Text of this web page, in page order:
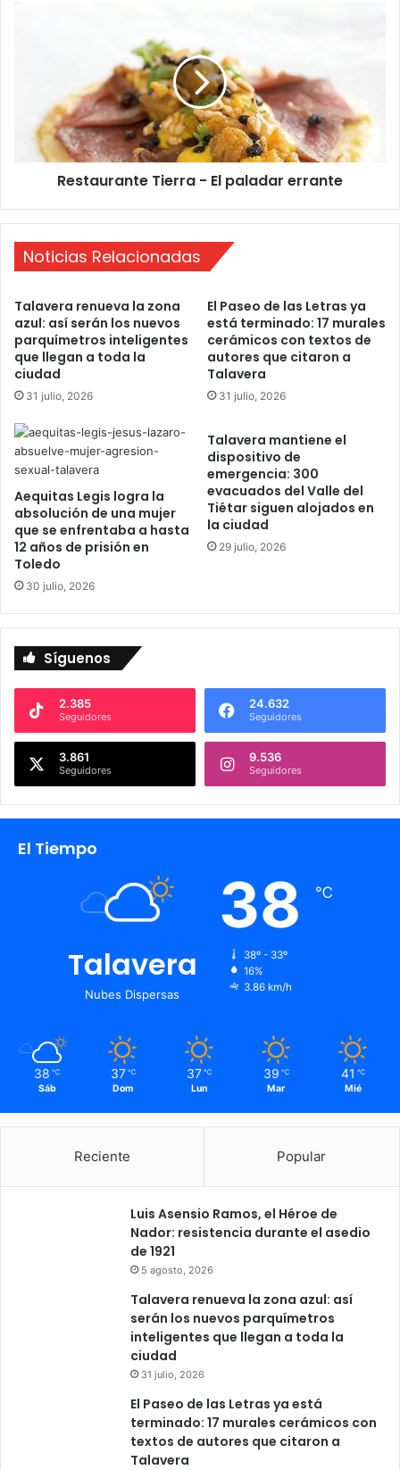
o
p
r
e
n
e
r
r
a
-
E
l
a
l
a
d
a
r
e
r
r
a
n
t
e
Restaurante Tierra - El paladar errante
Noticias Relacionadas
Talavera renueva la zona
azul: así serán los nuevos
parquímetros inteligentes
que llegan a toda la
ciudad
31 julio, 2026
El Paseo de las Letras ya
está terminado: 17 murales
cerámicos con textos de
autores que citaron a
Talavera
31 julio, 2026
Aequitas Legis logra la
absolución de una mujer
que se enfrentaba a hasta
12 años de prisión en
Toledo
30 julio, 2026
Talavera mantiene el
dispositivo de
emergencia: 300
evacuados del Valle del
Tiétar siguen alojados en
la ciudad
29 julio, 2026
Síguenos
2.385
Seguidores
24.632
Seguidores
3.861
Seguidores
9.536
Seguidores
El Tiempo
Talavera
Nubes Dispersas
38 ℃
38º - 33º
16%
3.86 km/h
38 ℃
Sáb
37 ℃
Dom
37 ℃
Lun
39 ℃
Mar
41 ℃
Mié
Reciente Popular
Luis Asensio Ramos, el Héroe de
Nador: resistencia durante el asedio
de 1921
5 agosto, 2026
Talavera renueva la zona azul: así
serán los nuevos parquímetros
inteligentes que llegan a toda la
ciudad
31 julio, 2026
El Paseo de las Letras ya está
terminado: 17 murales cerámicos con
textos de autores que citaron a
Talavera